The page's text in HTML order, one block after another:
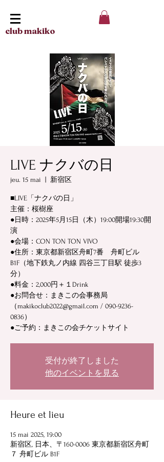
club makiko
LIVE ナクバの日
jeu. 15 mai 新宿区
■LIVE「ナクバの日」
主催：桜樹座
●日時：2025年5月15日（木）19:00開場19:30開
演
●会場：CON TON TON VIVO
●住所：東京都新宿区舟町7番 舟町ビル
B1F（地下鉄丸ノ内線 四谷三丁目駅 徒歩3
分）
●料金：2,000円＋１Drink
●お問合せ：まきこの会事務局
（makikoclub2022@gmail.com / 090-9236-
0836）
●ご予約：まきこの会チケットサイト
受付が終了しました
他のイベントを見る
Heure et lieu
15 mai 2025, 19:00
新宿区, 日本、〒160-0006 東京都新宿区舟町
７ 舟町ビル B1F